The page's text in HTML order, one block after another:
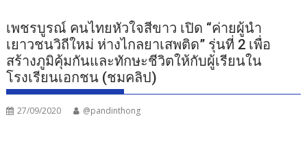
เพชรบูรณ์ คนไทยหัวใจสีขาว เปิด “ค่ายผู้นำ
เยาวชนวิถีใหม่ ห่างไกลยาเสพติด” รุ่นที่ 2 เพื่อ
สร้างภูมิคุ้มกันและทักษะชีวิตให้กับผู้เรียนใน
โรงเรียนเอกชน (ชมคลิป)
27/09/2020 @pandinthong